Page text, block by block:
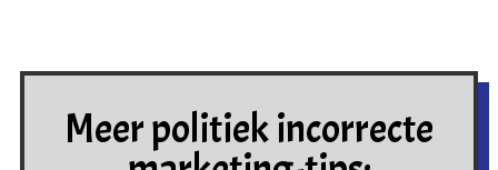
Meer politiek incorrecte